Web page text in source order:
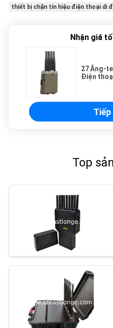
thiết bị chặn tín hiệu điện thoại di
Nhận giá
27 Ăng-
Điện
Top